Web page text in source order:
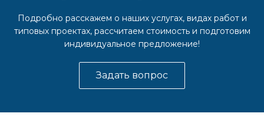
Подробно расскажем о наших услугах, видах работ и
типовых проектах, рассчитаем стоимость и подготовим
индивидуальное предложение!
Задать вопрос